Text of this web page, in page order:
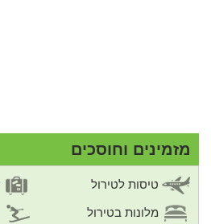
מזמינים וחוסכים
טיסות לטירול
מלונות בטירול